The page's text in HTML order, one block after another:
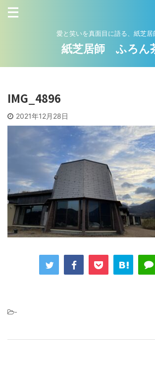
愛と笑いを真面目に語る、紙芝居
紙芝居師 ふろん
IMG_4896
2021年12月28日
-